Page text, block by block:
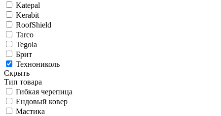
Katepal
Kerabit
RoofShield
Tarco
Tegola
Брит
Технониколь
Скрыть
Тип товара
Гибкая черепица
Ендовый ковер
Мастика